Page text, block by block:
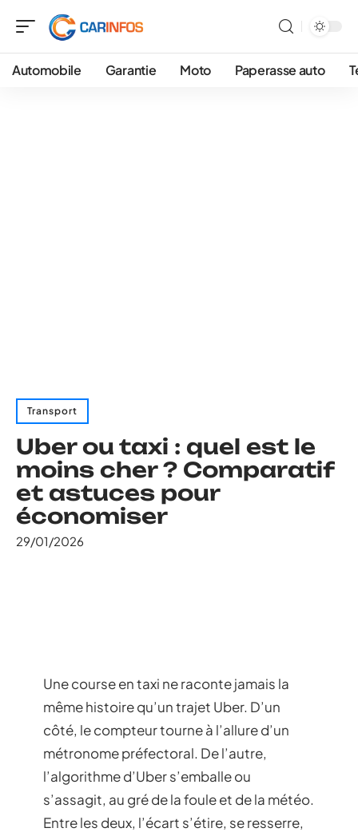
Automobile Garantie Moto Paperasse auto
Transport
Uber ou taxi : quel est le
moins cher ? Comparatif
et astuces pour
économiser
29/01/2026
Une course en taxi ne raconte jamais la
même histoire qu’un trajet Uber. D’un
côté, le compteur tourne à l’allure d’un
métronome préfectoral. De l’autre,
l’algorithme d’Uber s’emballe ou
s’assagit, au gré de la foule et de la météo.
Entre les deux, l’écart s’étire, se resserre,